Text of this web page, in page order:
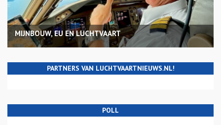
MIJNBOUW, EU EN LUCHTVAART
PARTNERS VAN LUCHTVAARTNIEUWS.NL!
POLL